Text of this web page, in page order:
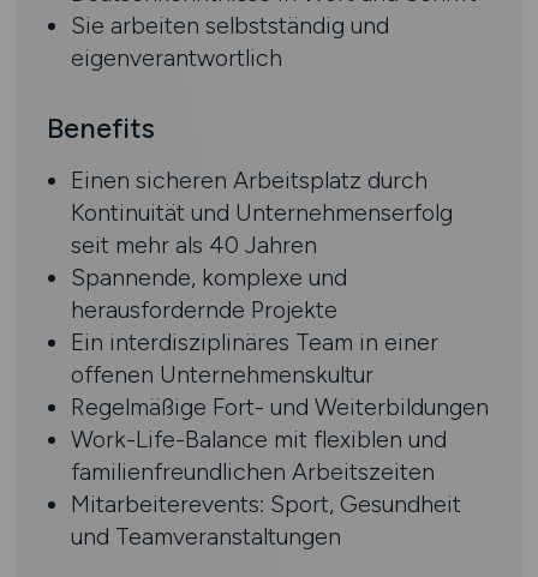
Sie arbeiten selbstständig und
eigenverantwortlich
Benefits
Einen sicheren Arbeitsplatz durch
Kontinuität und Unternehmenserfolg
seit mehr als 40 Jahren
Spannende, komplexe und
herausfordernde Projekte
Ein interdisziplinäres Team in einer
offenen Unternehmenskultur
Regelmäßige Fort- und Weiterbildungen
Work-Life-Balance mit flexiblen und
familienfreundlichen Arbeitszeiten
Mitarbeiterevents: Sport, Gesundheit
und Teamveranstaltungen